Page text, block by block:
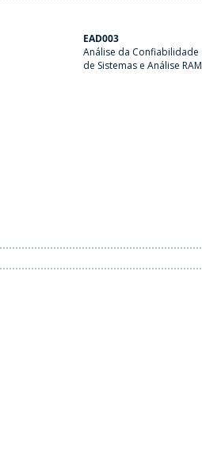
EAD003
Análise da Confiabilidade
de Sistemas e Análise RAM